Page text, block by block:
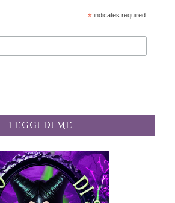
* indicates required
LEGGI DI ME